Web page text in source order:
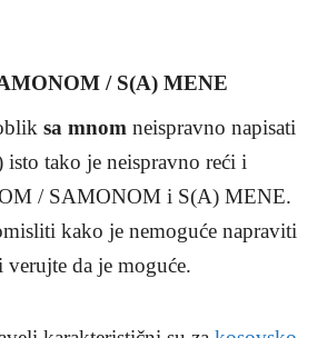
/ S(A) MENE
sa mnom neispravno napisati
isto tako je neispravno reći i
/ SAMONOM i S(A) MENE.
kako je nemoguće napraviti
da je moguće.